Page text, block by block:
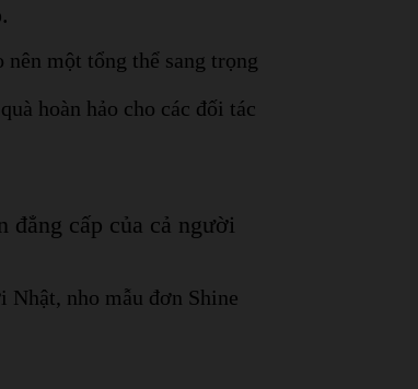
một tổng thể sang trọng
hoàn hảo cho các đối tác
đẳng cấp của cả người
nho mẫu đơn Shine